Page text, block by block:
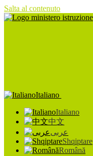
Salta al contenuto
Italiano
Italiano
中文
عربى
Shqiptare
Română